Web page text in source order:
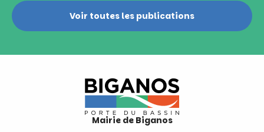
Voir toutes les publications
Mairie de Biganos